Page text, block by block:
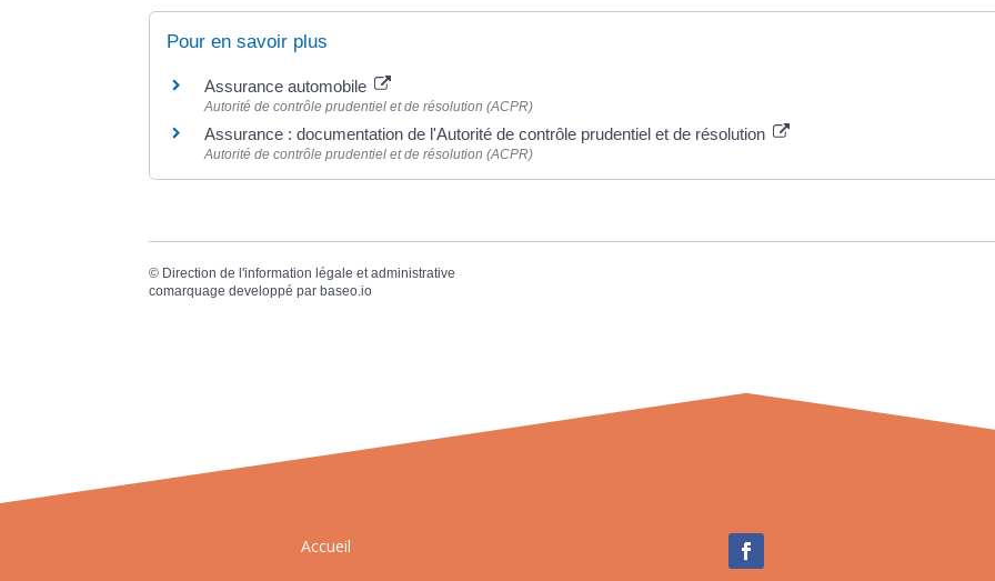
Pour en savoir plus
Assurance automobile
Autorité de contrôle prudentiel et de résolution (ACPR)
Assurance : documentation de l'Autorité de contrôle prudentiel et de résolution
Autorité de contrôle prudentiel et de résolution (ACPR)
© Direction de l'information légale et administrative
comarquage developpé par baseo.io
Accueil